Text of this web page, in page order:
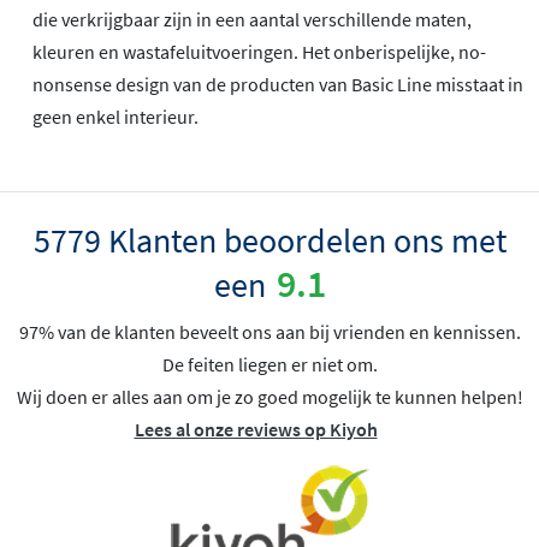
die verkrijgbaar zijn in een aantal verschillende maten,
kleuren en wastafeluitvoeringen. Het onberispelijke, no-
nonsense design van de producten van Basic Line misstaat in
geen enkel interieur.
5779 Klanten beoordelen ons met
een 9.1
97% van de klanten beveelt ons aan bij vrienden en kennissen.
De feiten liegen er niet om.
Wij doen er alles aan om je zo goed mogelijk te kunnen helpen!
Lees al onze reviews op Kiyoh